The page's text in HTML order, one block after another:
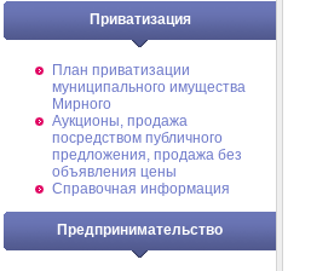
Приватизация
План приватизации
муниципального имущества
Мирного
Аукционы, продажа
посредством публичного
предложения, продажа без
объявления цены
Справочная информация
Предпринимательство